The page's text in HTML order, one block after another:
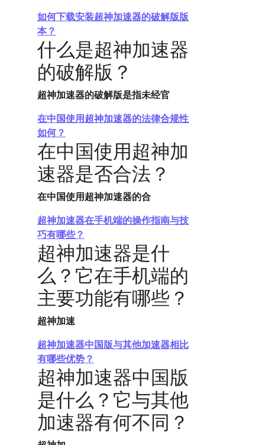
如何下载安装超神加速器的破解版版
本？
什么是超神加速器
的破解版？
超神加速器的破解版是指未经官
在中国使用超神加速器的法律合规性
如何？
在中国使用超神加
速器是否合法？
在中国使用超神加速器的合
超神加速器在手机端的操作指南与技
巧有哪些？
超神加速器是什
么？它在手机端的
主要功能有哪些？
超神加速
超神加速器中国版与其他加速器相比
有哪些优势？
超神加速器中国版
是什么？它与其他
加速器有何不同？